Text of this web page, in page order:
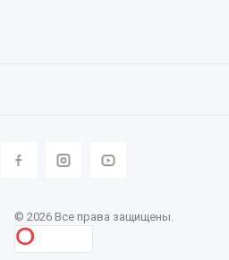
© 2026 Все права защищены.